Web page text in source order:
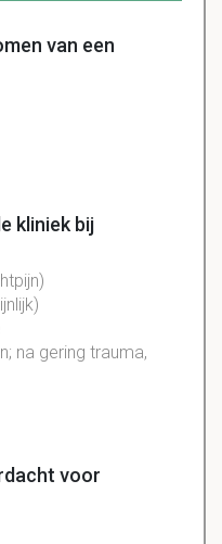
van een
kliniek bij
na gering trauma,
voor